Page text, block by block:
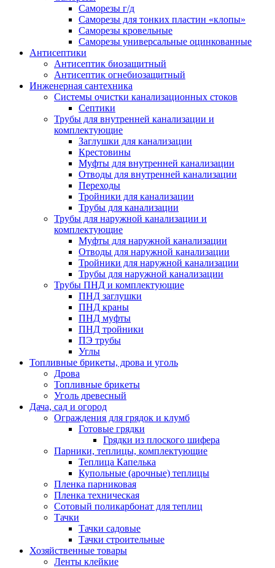
Саморезы г/д
Саморезы для тонких пластин «клопы»
Саморезы кровельные
Саморезы универсальные оцинкованные
Антисептики
Антисептик биозащитный
Антисептик огнебиозащитный
Инженерная сантехника
Системы очистки канализационных стоков
Септики
Трубы для внутренней канализации и
комплектующие
Заглушки для канализации
Крестовины
Муфты для внутренней канализации
Отводы для внутренней канализации
Переходы
Тройники для канализации
Трубы для канализации
Трубы для наружной канализации и
комплектующие
Муфты для наружной канализации
Отводы для наружной канализации
Тройники для наружной канализации
Трубы для наружной канализации
Трубы ПНД и комплектующие
ПНД заглушки
ПНД краны
ПНД муфты
ПНД тройники
ПЭ трубы
Углы
Топливные брикеты, дрова и уголь
Дрова
Топливные брикеты
Уголь древесный
Дача, сад и огород
Ограждения для грядок и клумб
Готовые грядки
Грядки из плоского шифера
Парники, теплицы, комплектующие
Теплица Капелька
Купольные (арочные) теплицы
Пленка парниковая
Пленка техническая
Сотовый поликарбонат для теплиц
Тачки
Тачки садовые
Тачки строительные
Хозяйственные товары
Ленты клейкие